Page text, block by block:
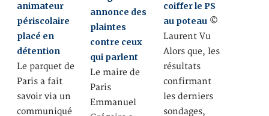
animateur
périscolaire
placé en
détention
Le parquet de
Paris a fait
savoir via un
communiqué
annonce des
plaintes
contre ceux
qui parlent
Le maire de
Paris
Emmanuel
coiffer le PS
au poteau ©
Laurent Vu
Alors que, les
résultats
confirmant
les derniers
sondages,